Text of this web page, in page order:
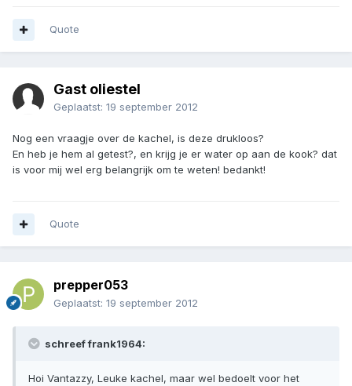
Quote
Gast oliestel
Geplaatst: 19 september 2012
Nog een vraagje over de kachel, is deze drukloos?
En heb je hem al getest?, en krijg je er water op aan de kook? dat
is voor mij wel erg belangrijk om te weten! bedankt!
Quote
prepper053
Geplaatst: 19 september 2012
schreef frank1964:
Hoi Vantazzy, Leuke kachel, maar wel bedoelt voor het